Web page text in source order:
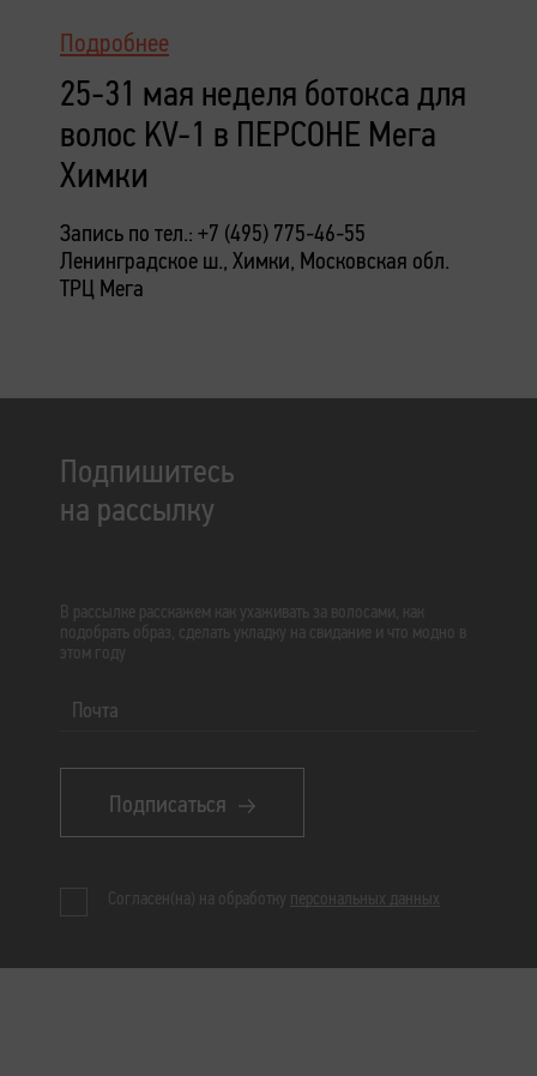
Подробнее
25-31 мая неделя ботокса для
волос KV-1 в ПЕРСОНЕ Мега
Химки
Запись по тел.: +7 (495) 775-46-55
Ленинградское ш., Химки, Московская обл.
ТРЦ Мега
Подпишитесь
на рассылку
В рассылке расскажем как ухаживать за волосами, как
подобрать образ, сделать укладку на свидание и что модно в
этом году
Почта
Подписаться
Согласен(на) на обработку персональных данных